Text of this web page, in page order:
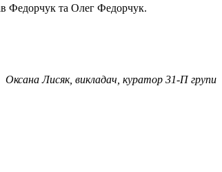
Федорчук та Олег Федорчук.
Оксана Лисяк, викладач, куратор 31-П групи